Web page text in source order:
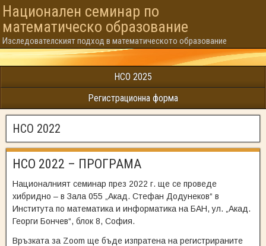
Национален семинар по
математическо образованиe
Изследователският подход в математическото образование
НСО 2025
Регистрационна форма
НСО 2022
НСО 2022 – ПРОГРАМА
Националният семинар през 2022 г. ще се проведе
хибридно – в Зала 055 „Акад. Стефан Додунеков“ в
Института по математика и информатика на БАН, ул. „Акад.
Георги Бончев“, блок 8, София.
Връзката за Zoom ще бъде изпратена на регистрираните